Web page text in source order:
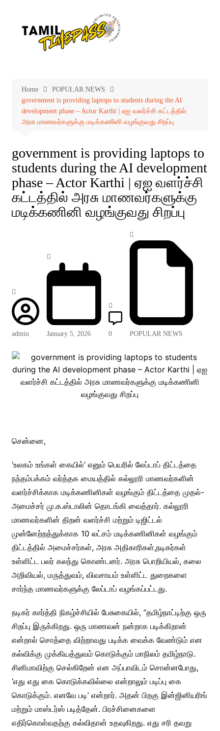
Home
POPULAR NEWS
government is providing laptops to students during the AI ​​
development phase – Actor Karthi | ஏஐ வளர்ச்சி கட்டத்தில்
அரசு மாணவர்களுக்கு மடிக்கணினி வழங்குவது சிறப்பு
government is providing laptops to
students during the AI ​​development
phase – Actor Karthi | ஏஐ வளர்ச்சி
கட்டத்தில் அரசு மாணவர்களுக்கு
மடிக்கணினி வழங்குவது சிறப்பு
admin January 5, 2026 0 POPULAR NEWS
சென்னை,
‘உலகம் உங்கள் கையில்’ எனும் பெயரில் லேப்டாப் திட்டத்தை
நந்தம்பக்கம் வர்த்தக மையத்தில் கல்லூரி மாணவர்களின்
வளர்ச்சிக்காக மடிக்கணினிகள் வழங்கும் திட்டத்தை முதல்-
அமைச்சர் மு.க.ஸ்டாலின் தொடங்கி வைத்தார். கல்லூரி
மாணவர்களின் திறன் வளர்ச்சி மற்றும் டிஜிட்டல்
முன்னேற்றத்துக்காக 10 லட்சம் மடிக்கணினிகள் வழங்கும்
திட்டத்தில் அமைச்சர்கள், அரசு அதிகாரிகள்,நடிகர்கள்
உள்ளிட்ட பலர் கலந்து கொண்டனர். அரசு பொறியியல், கலை
அறிவியல், மருத்துவம், விவசாயம் உள்ளிட்ட துறைகளை
சார்ந்த மாணவர்களுக்கு லேப்டாப் வழங்கப்பட்டது.
நடிகர் கார்த்தி நிகழ்ச்சியில் பேசுகையில், “தமிழ்நாட்டிற்கு ஒரு
சிறப்பு இருக்கிறது. ஒரு மாணவன் நன்றாக படிக்கிறான்
என்றால் சொத்தை விற்றாவது படிக்க வைக்க வேண்டும் என
கல்விக்கு முக்கியத்துவம் கொடுக்கும் மாநிலம் தமிழ்நாடு.
சினிமாவிற்கு செல்கிறேன் என அப்பாவிடம் சொன்னபோது,
‘எது எது கை கொடுக்கவில்லை என்றாலும் படிப்பு கை
கொடுக்கும். எனவே படி’ என்றார். அதன் பிறகு இன்ஜினியரிங்
மற்றும் மாஸ்டர்ஸ் படித்தேன். பிரச்சினைகளை
எதிர்கொள்வதற்கு கல்விதான் உதவுகிறது. எது சரி தவறு